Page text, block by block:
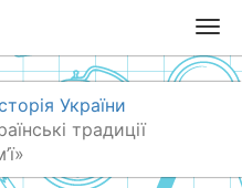
T
o
g
n
України
традиції